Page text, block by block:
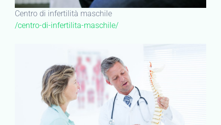
Centro di infertilità maschile
/centro-di-infertilita-maschile/